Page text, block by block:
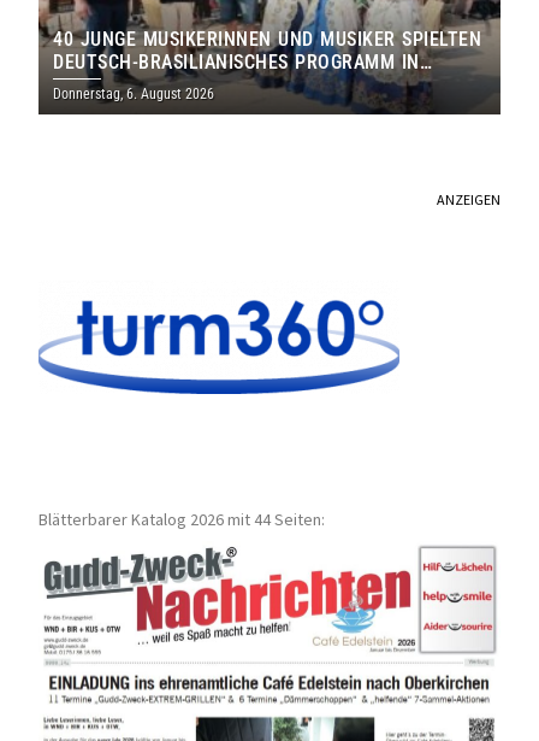
40 JUNGE MUSIKERINNEN UND MUSIKER SPIELTEN
DEUTSCH-BRASILIANISCHES PROGRAMM IN
THOLEY
Donnerstag, 6. August 2026
ANZEIGEN
Blätterbarer Katalog 2026 mit 44 Seiten: